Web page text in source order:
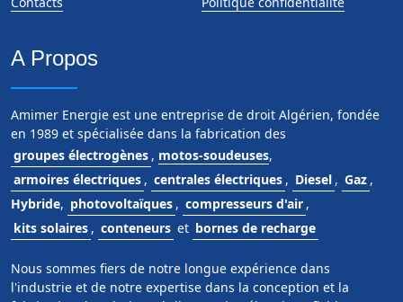
A Propos
Amimer Energie est une entreprise de droit Algérien, fondée
en 1989 et spécialisée dans la fabrication des
groupes électrogènes , motos-soudeuses,
armoires électriques , centrales électriques , Diesel , Gaz ,
Hybride, photovoltaïques , compresseurs d'air ,
kits solaires , conteneurs et bornes de recharge
Nous sommes fiers de notre longue expérience dans
l'industrie et de notre expertise dans la conception et la